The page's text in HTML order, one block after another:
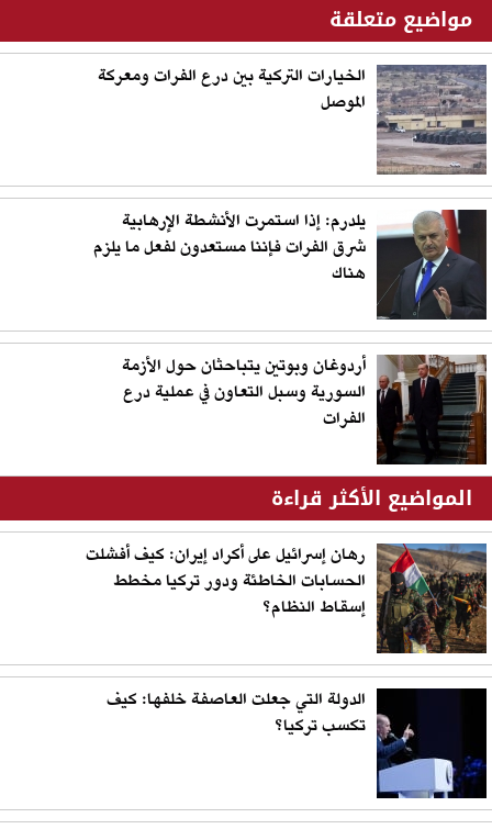
مواضيع متعلقة
الخيارات التركية بين درع الفرات ومعركة
الموصل
يلدرم: إذا استمرت الأنشطة الإرهابية
شرق الفرات فإننا مستعدون لفعل ما يلزم
هناك
أردوغان وبوتين يتباحثان حول الأزمة
السورية وسبل التعاون في عملية درع
الفرات
المواضيع الأكثر قراءة
رهان إسرائيل على أكراد إيران: كيف أفشلت
الحسابات الخاطئة ودور تركيا مخطط
إسقاط النظام؟
الدولة التي جعلت العاصفة خلفها: كيف
تكسب تركيا؟